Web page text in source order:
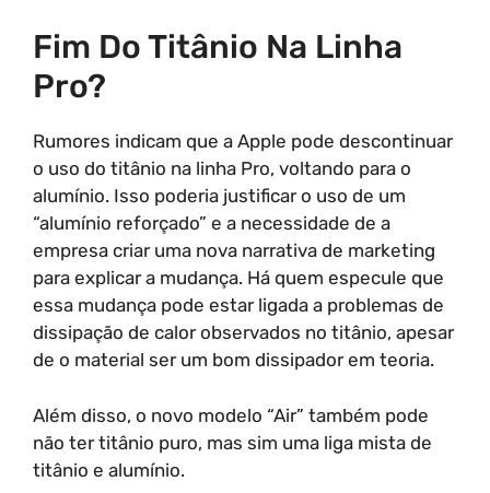
Fim Do Titânio Na Linha
Pro?
Rumores indicam que a Apple pode descontinuar
o uso do titânio na linha Pro, voltando para o
alumínio. Isso poderia justificar o uso de um
“alumínio reforçado” e a necessidade de a
empresa criar uma nova narrativa de marketing
para explicar a mudança. Há quem especule que
essa mudança pode estar ligada a problemas de
dissipação de calor observados no titânio, apesar
de o material ser um bom dissipador em teoria.
Além disso, o novo modelo “Air” também pode
não ter titânio puro, mas sim uma liga mista de
titânio e alumínio.